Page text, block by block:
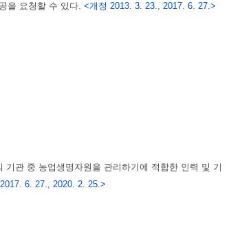
을 요청할 수 있다. <개정 2013. 3. 23., 2017. 6. 27.>
관 중 농업생명자원을 관리하기에 적합한 인력 및 기
6. 27., 2020. 2. 25.>